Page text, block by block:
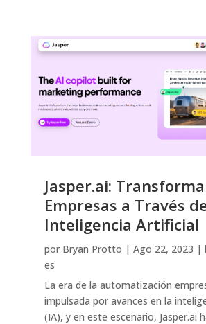
Jasper.ai:
Empresas a Través
Inteligencia Artificial
por Bryan Protto | Ago 22, 2023 |
es
La era de la automatización
impulsada por avances en la
(IA), y en este escenario, Jasper.ai